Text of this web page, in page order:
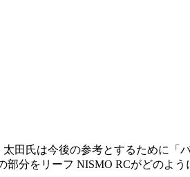
田氏は今後の参考とするために
部分をリーフ NISMO RCがどのよ